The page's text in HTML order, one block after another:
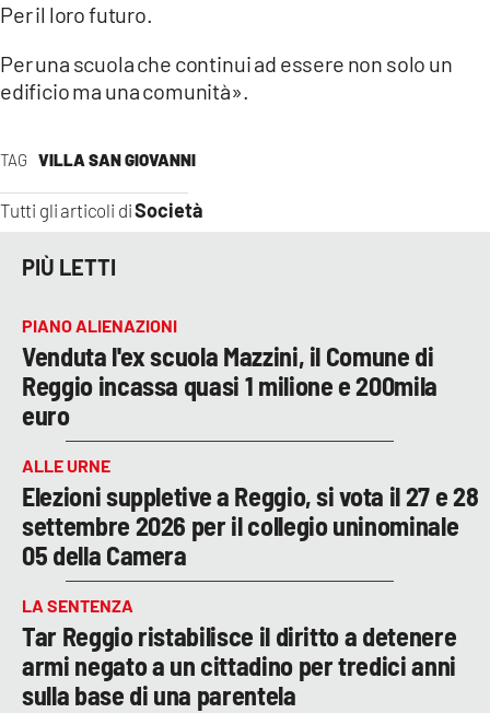
TAG VILLA SAN GIOVANNI
Tutti gli articoli diSocietà
Per il loro futuro.
Per una scuola che continui ad essere non solo un
edificio ma una comunità».
PIÙ LETTI
PIANO ALIENAZIONI
Venduta l'ex scuola Mazzini, il Comune di
Reggio incassa quasi 1 milione e 200mila
euro
ALLE URNE
Elezioni suppletive a Reggio, si vota il 27 e 28
settembre 2026 per il collegio uninominale
05 della Camera
LA SENTENZA
Tar Reggio ristabilisce il diritto a detenere
armi negato a un cittadino per tredici anni
sulla base di una parentela